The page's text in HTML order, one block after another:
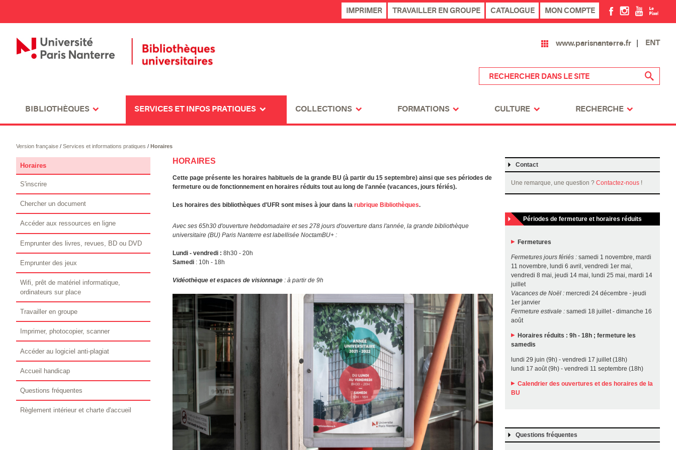
IMPRIMER TRAVAILLER EN GROUPE CATALOGUE MON COMPTE
www.parisnanterre.fr ENT
BIBLIOTHÈQUES SERVICES ET INFOS PRATIQUES COLLECTIONS FORMATIONS CULTURE RECHERCHE
Version française/ Services et informations pratiques/ Horaires
HORAIRES
Cette page présente les horaires habituels de la grande BU (à partir du 15 septembre) ainsi que ses périodes de
fermeture ou de fonctionnement en horaires réduits tout au long de l'année (vacances, jours fériés).
Les horaires des bibliothèques d'UFR sont mises à jour dans larubrique Bibliothèques.
Avec ses 65h30 d'ouverture hebdomadaire et ses 278 jours d'ouverture dans l'année, la grande bibliothèque
universitaire (BU) Paris Nanterre est labellisée NoctamBU+ :
Lundi - vendredi :8h30 - 20h
Samedi : 10h - 18h
Vidéothèque et espaces de visionnage : à partir de 9h
Contact
Une remarque, une question ? Contactez-nous!
Périodes de fermeture et horaires réduits
Fermetures
Fermetures jours fériés : samedi 1 novembre, mardi
11 novembre, lundi 6 avril, vendredi 1er mai,
vendredi 8 mai, jeudi 14 mai, lundi 25 mai, mardi 14
juillet
Vacances de Noël : mercredi 24 décembre - jeudi
1er janvier
Fermeture estivale : samedi 18 juillet - dimanche 16
août
Horaires réduits : 9h - 18h ; fermeture les
samedis
lundi 29 juin (9h) - vendredi 17 juillet (18h)
lundi 17 août (9h) - vendredi 11 septembre (18h)
Calendrier des ouvertures et des horaires de la
BU
Questions fréquentes
Horaires
S'inscrire
Chercher un document
Accéder aux ressources en ligne
Emprunter des livres, revues, BD ou DVD
Emprunter des jeux
Wifi, prêt de matériel informatique,
ordinateurs sur place
Travailler en groupe
Imprimer, photocopier, scanner
Accéder au logiciel anti-plagiat
Accueil handicap
Questions fréquentes
Règlement intérieur et charte d'accueil